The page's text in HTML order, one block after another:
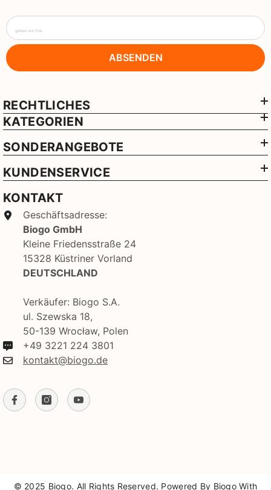
geben sie ihre
ABSENDEN
RECHTLICHES
KATEGORIEN
SONDERANGEBOTE
KUNDENSERVICE
KONTAKT
Geschäftsadresse:
Biogo GmbH
Kleine Friedensstraße 24
15328 Küstriner Vorland
DEUTSCHLAND
Verkäufer: Biogo S.A.
ul. Szewska 18,
50-139 Wrocław, Polen
+49 3221 224 3801
kontakt@biogo.de
© 2025 Biogo. All Rights Reserved. Powered By Biogo With